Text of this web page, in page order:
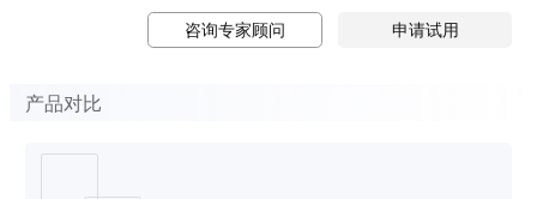
咨询专家顾问 申请试用
产品对比